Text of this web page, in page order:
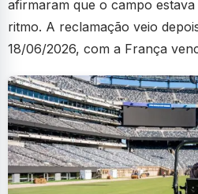
afirmaram que o campo
ritmo. A reclamação veio
18/06/2026, com a França